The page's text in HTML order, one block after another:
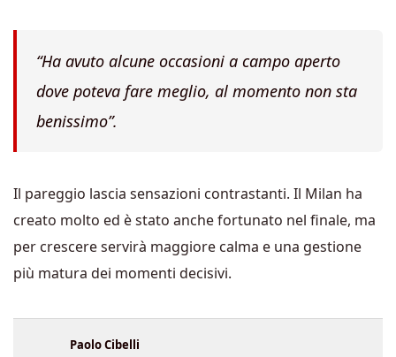
“Ha avuto alcune occasioni a campo aperto
dove poteva fare meglio, al momento non sta
benissimo”.
Il pareggio lascia sensazioni contrastanti. Il Milan ha
creato molto ed è stato anche fortunato nel finale, ma
per crescere servirà maggiore calma e una gestione
più matura dei momenti decisivi.
Paolo Cibelli